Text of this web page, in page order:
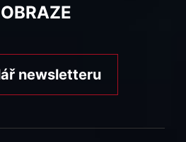
newsletteru